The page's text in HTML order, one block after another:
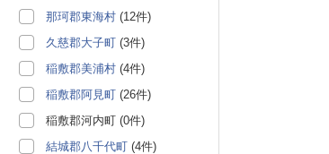
那珂郡東海村 (12件)
久慈郡大子町 (3件)
稲敷郡美浦村 (4件)
稲敷郡阿見町 (26件)
稲敷郡河内町 (0件)
結城郡八千代町 (4件)